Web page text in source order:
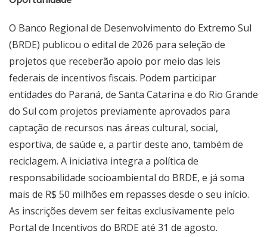
O Banco Regional de Desenvolvimento do Extremo Sul
(BRDE) publicou o edital de 2026 para seleção de
projetos que receberão apoio por meio das leis
federais de incentivos fiscais. Podem participar
entidades do Paraná, de Santa Catarina e do Rio Grande
do Sul com projetos previamente aprovados para
captação de recursos nas áreas cultural, social,
esportiva, de saúde e, a partir deste ano, também de
reciclagem. A iniciativa integra a política de
responsabilidade socioambiental do BRDE, e já soma
mais de R$ 50 milhões em repasses desde o seu início.
As inscrições devem ser feitas exclusivamente pelo
Portal de Incentivos do BRDE até 31 de agosto.